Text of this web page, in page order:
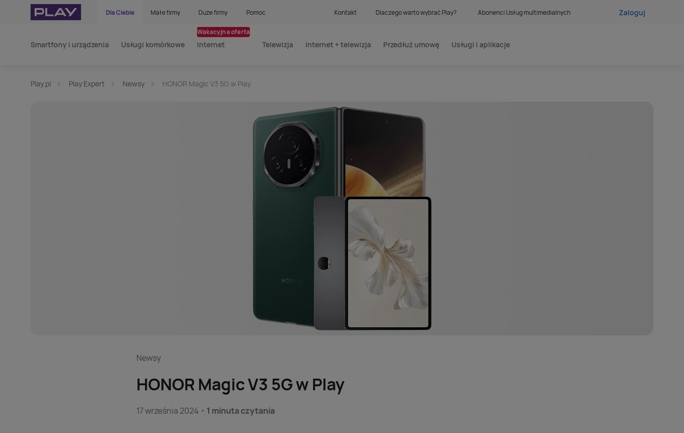
Dla Ciebie Małe firmy Duże firmy Pomoc Kontakt Dlaczego warto wybrać Play? Abonenci Usług multimedialnych Zaloguj
Smartfony i urządzenia Usługi komórkowe Internet
Wakacyjna oferta
Telewizja Internet + telewizja Przedłuż umowę Usługi i aplikacje
Play.pl Play Expert Newsy HONOR Magic V3 5G w Play
Newsy
HONOR Magic V3 5G w Play
17 września 2024 1 minuta czytania